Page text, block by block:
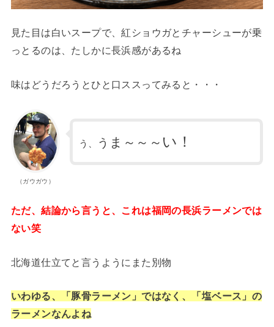
見た目は白いスープで、紅ショウガとチャーシューが乗
っとるのは、たしかに長浜感があるね
味はどうだろうとひと口ススってみると・・・
（ガウガウ）
う、 う ま～～～ い！
ただ、結論から言うと、これは福岡の長浜ラーメンでは
ない笑
北海道仕立てと言うようにまた別物
いわゆる、「豚骨ラーメン」ではなく、「塩ベース」の
ラーメンなんよね